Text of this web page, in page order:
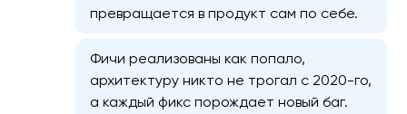
превращается в продукт сам по себе.
Фичи реализованы как попало,
архитектуру никто не трогал с 2020-го,
а каждый фикс порождает новый баг.